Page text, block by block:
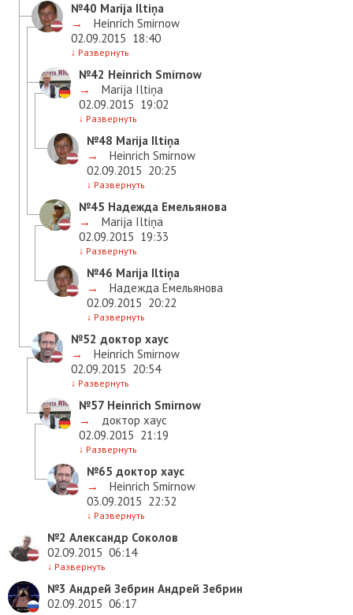
№40 Marija Iltiņa
→
Heinrich Smirnow
02.09.2015 18:40
↓ Развернуть
№42 Heinrich Smirnow
→
Marija Iltiņa
02.09.2015 19:02
↓ Развернуть
№48 Marija Iltiņa
→
Heinrich Smirnow
02.09.2015 20:25
↓ Развернуть
№45 Надежда Емельянова
→
Marija Iltiņa
02.09.2015 19:33
↓ Развернуть
№46 Marija Iltiņa
→
Надежда Емельянова
02.09.2015 20:22
↓ Развернуть
№52 доктор хаус
→
Heinrich Smirnow
02.09.2015 20:54
↓ Развернуть
№57 Heinrich Smirnow
→
доктор хаус
02.09.2015 21:19
↓ Развернуть
№65 доктор хаус
→
Heinrich Smirnow
03.09.2015 22:32
↓ Развернуть
№2 Александр Соколов
02.09.2015 06:14
↓ Развернуть
№3 Андрей Зебрин Андрей Зебрин
02.09.2015 06:17